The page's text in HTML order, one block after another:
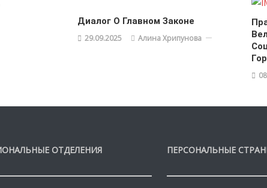
Диалог О Главном Законе
29.09.2025 Алина Хрипунова
ОТДЕЛЕНИЯ ПЕРСОНАЛЬНЫЕ